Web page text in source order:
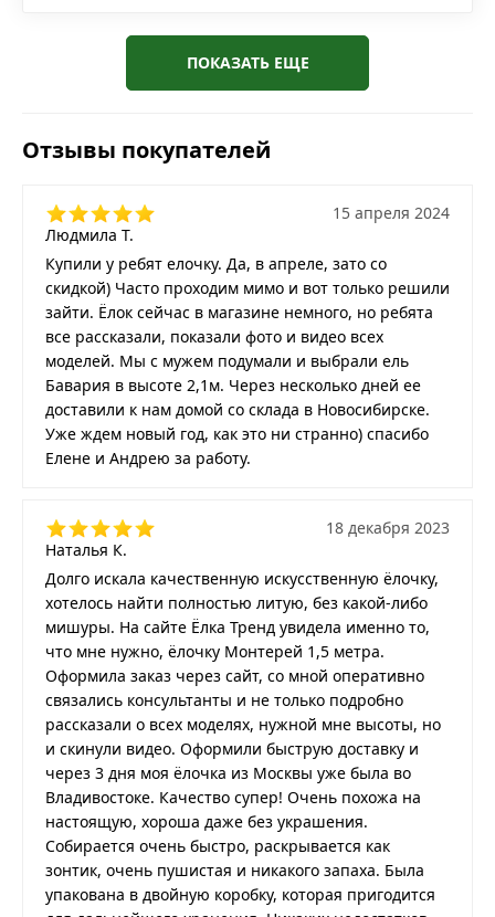
ПОКАЗАТЬ ЕЩЕ
Отзывы покупателей
Людмила Т.
15 апреля 2024
Купили у ребят елочку. Да, в апреле, зато со
скидкой) Часто проходим мимо и вот только решили
зайти. Ёлок сейчас в магазине немного, но ребята
все рассказали, показали фото и видео всех
моделей. Мы с мужем подумали и выбрали ель
Бавария в высоте 2,1м. Через несколько дней ее
доставили к нам домой со склада в Новосибирске.
Уже ждем новый год, как это ни странно) спасибо
Елене и Андрею за работу.
Наталья К.
18 декабря 2023
Долго искала качественную искусственную ёлочку,
хотелось найти полностью литую, без какой-либо
мишуры. На сайте Ёлка Тренд увидела именно то,
что мне нужно, ёлочку Монтерей 1,5 метра.
Оформила заказ через сайт, со мной оперативно
связались консультанты и не только подробно
рассказали о всех моделях, нужной мне высоты, но
и скинули видео. Оформили быструю доставку и
через 3 дня моя ёлочка из Москвы уже была во
Владивостоке. Качество супер! Очень похожа на
настоящую, хороша даже без украшения.
Собирается очень быстро, раскрывается как
зонтик, очень пушистая и никакого запаха. Была
упакована в двойную коробку, которая пригодится